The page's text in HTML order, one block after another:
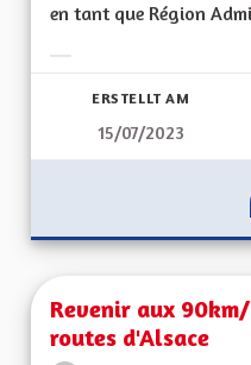
en tant que Région
ERSTELLT AM
15/07/2023
Revenir aux
routes d'Alsace